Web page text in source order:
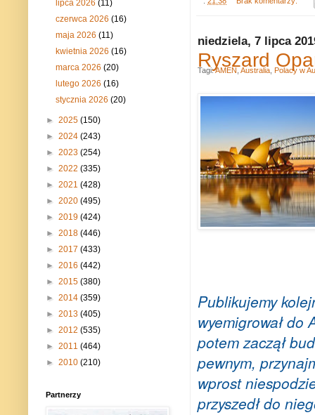
niedziela, 7 lipca
Ryszard
Publikujemy
wyemigrował
potem zaczął
pewnym,
wprost
przyszedł do
Tagi:AMEN Australia Polacy w
lipca 2026(11)
czerwca 2026(16)
maja 2026(11)
kwietnia 2026(16)
marca 2026(20)
lutego 2026(16)
stycznia 2026(20)
► 2025 (150)
► 2024 (243)
► 2023 (254)
► 2022 (335)
► 2021 (428)
► 2020 (495)
► 2019 (424)
► 2018 (446)
► 2017 (433)
► 2016 (442)
► 2015 (380)
► 2014 (359)
► 2013 (405)
► 2012 (535)
► 2011 (464)
► 2010 (210)
Partnerzy